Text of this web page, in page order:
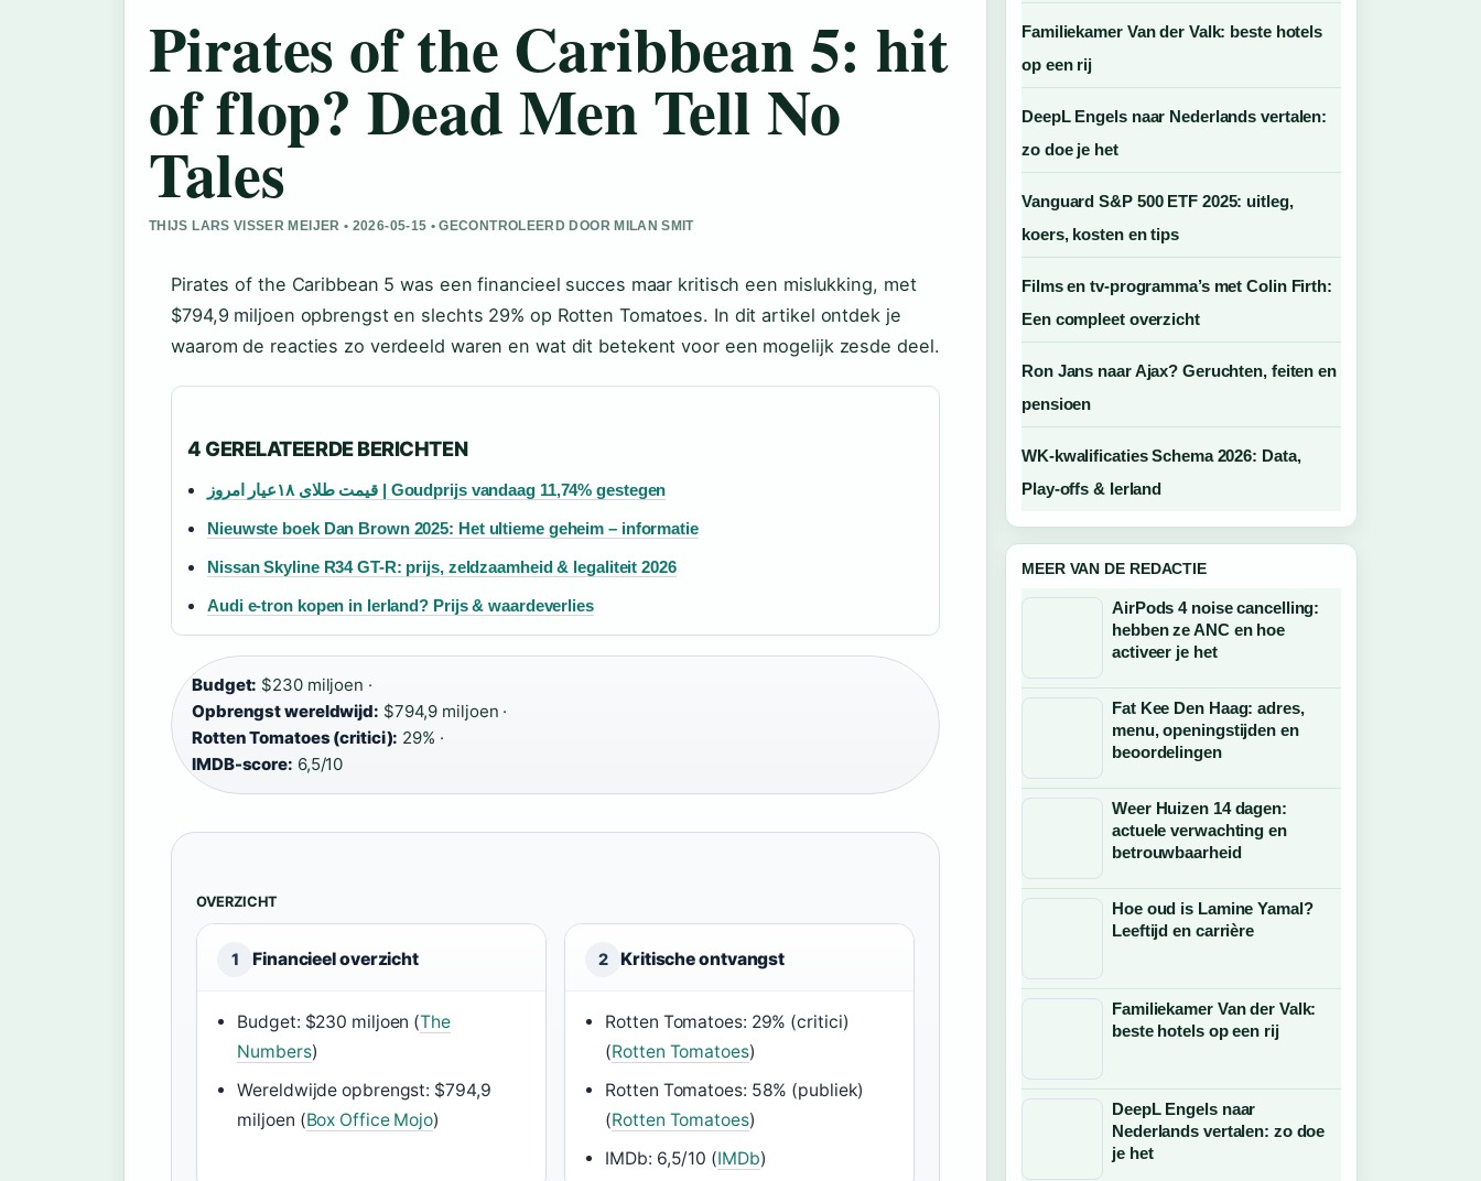
Pirates of the Caribbean 5: hit
of flop? Dead Men Tell No
Tales
THIJS LARS VISSER MEIJER • 2026-05-15 • GECONTROLEERD DOOR MILAN SMIT
Pirates of the Caribbean 5 was een financieel succes maar kritisch een mislukking, met
$794,9 miljoen opbrengst en slechts 29% op Rotten Tomatoes. In dit artikel ontdek je
waarom de reacties zo verdeeld waren en wat dit betekent voor een mogelijk zesde deel.
4 GERELATEERDE BERICHTEN
قیمت طلای ۱۸عیار امروز | Goudprijs vandaag 11,74% gestegen
Nieuwste boek Dan Brown 2025: Het ultieme geheim – informatie
Nissan Skyline R34 GT-R: prijs, zeldzaamheid & legaliteit 2026
Audi e-tron kopen in Ierland? Prijs & waardeverlies
Budget: $230 miljoen ·
Opbrengst wereldwijd: $794,9 miljoen ·
Rotten Tomatoes (critici): 29% ·
IMDB-score: 6,5/10
OVERZICHT
1 Financieel overzicht
Budget: $230 miljoen (The
Numbers)
Wereldwijde opbrengst: $794,9
miljoen (Box Office Mojo)
2 Kritische ontvangst
Rotten Tomatoes: 29% (critici)
(Rotten Tomatoes)
Rotten Tomatoes: 58% (publiek)
(Rotten Tomatoes)
IMDb: 6,5/10 (IMDb)
Familiekamer Van der Valk: beste hotels
op een rij
DeepL Engels naar Nederlands vertalen:
zo doe je het
Vanguard S&P 500 ETF 2025: uitleg,
koers, kosten en tips
Films en tv-programma’s met Colin Firth:
Een compleet overzicht
Ron Jans naar Ajax? Geruchten, feiten en
pensioen
WK-kwalificaties Schema 2026: Data,
Play-offs & Ierland
MEER VAN DE REDACTIE
AirPods 4 noise cancelling:
hebben ze ANC en hoe
activeer je het
Fat Kee Den Haag: adres,
menu, openingstijden en
beoordelingen
Weer Huizen 14 dagen:
actuele verwachting en
betrouwbaarheid
Hoe oud is Lamine Yamal?
Leeftijd en carrière
Familiekamer Van der Valk:
beste hotels op een rij
DeepL Engels naar
Nederlands vertalen: zo doe
je het